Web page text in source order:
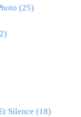
(25)
Silence (18)